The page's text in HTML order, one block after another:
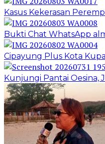
Kasus Kekerasan
Bukti Chat WhatsApp
Cipayung Plus Kota
Kunjungi Pantai Oesina,